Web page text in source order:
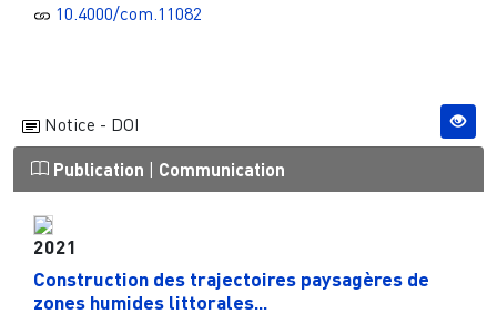
10.4000/com.11082
Notice - DOI
Publication | Communication
2021
Construction des trajectoires paysagères de
zones humides littorales...